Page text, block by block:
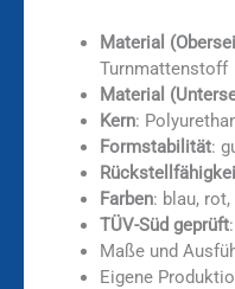
Material
Turnmattenstoff
Material
Kern:
Formstabilität:
Farben: blau, rot,
TÜV-Süd geprüft
Maße und
Eigene